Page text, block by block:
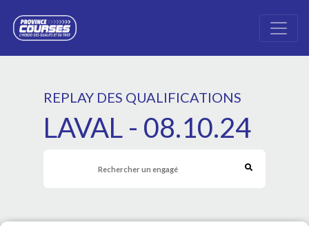
REPLAY DES QUALIFICATIONS
LAVAL - 08.10.24